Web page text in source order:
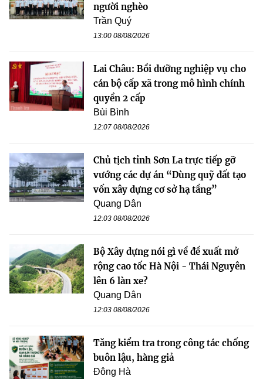
người nghèo
Trần Quý
13:00 08/08/2026
Lai Châu: Bồi dưỡng nghiệp vụ cho
cán bộ cấp xã trong mô hình chính
quyền 2 cấp
Bùi Bình
12:07 08/08/2026
Chủ tịch tỉnh Sơn La trực tiếp gỡ
vướng các dự án “Dùng quỹ đất tạo
vốn xây dựng cơ sở hạ tầng”
Quang Dân
12:03 08/08/2026
Bộ Xây dựng nói gì về đề xuất mở
rộng cao tốc Hà Nội - Thái Nguyên
lên 6 làn xe?
Quang Dân
12:03 08/08/2026
Tăng kiểm tra trong công tác chống
buôn lậu, hàng giả
Đông Hà